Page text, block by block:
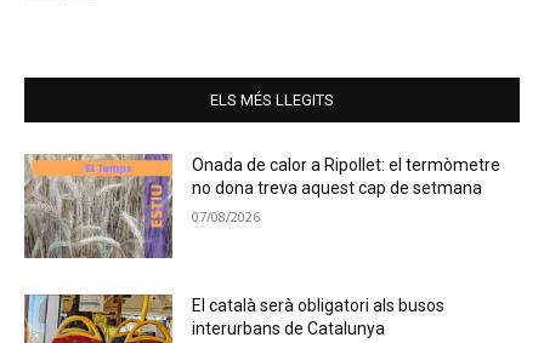
ELS MÉS LLEGITS
Onada de calor a Ripollet: el termòmetre
no dona treva aquest cap de setmana
07/08/2026
El català serà obligatori als busos
interurbans de Catalunya